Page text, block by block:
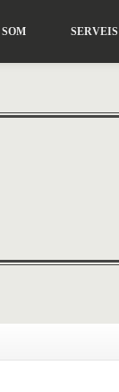
SOM SERVEIS